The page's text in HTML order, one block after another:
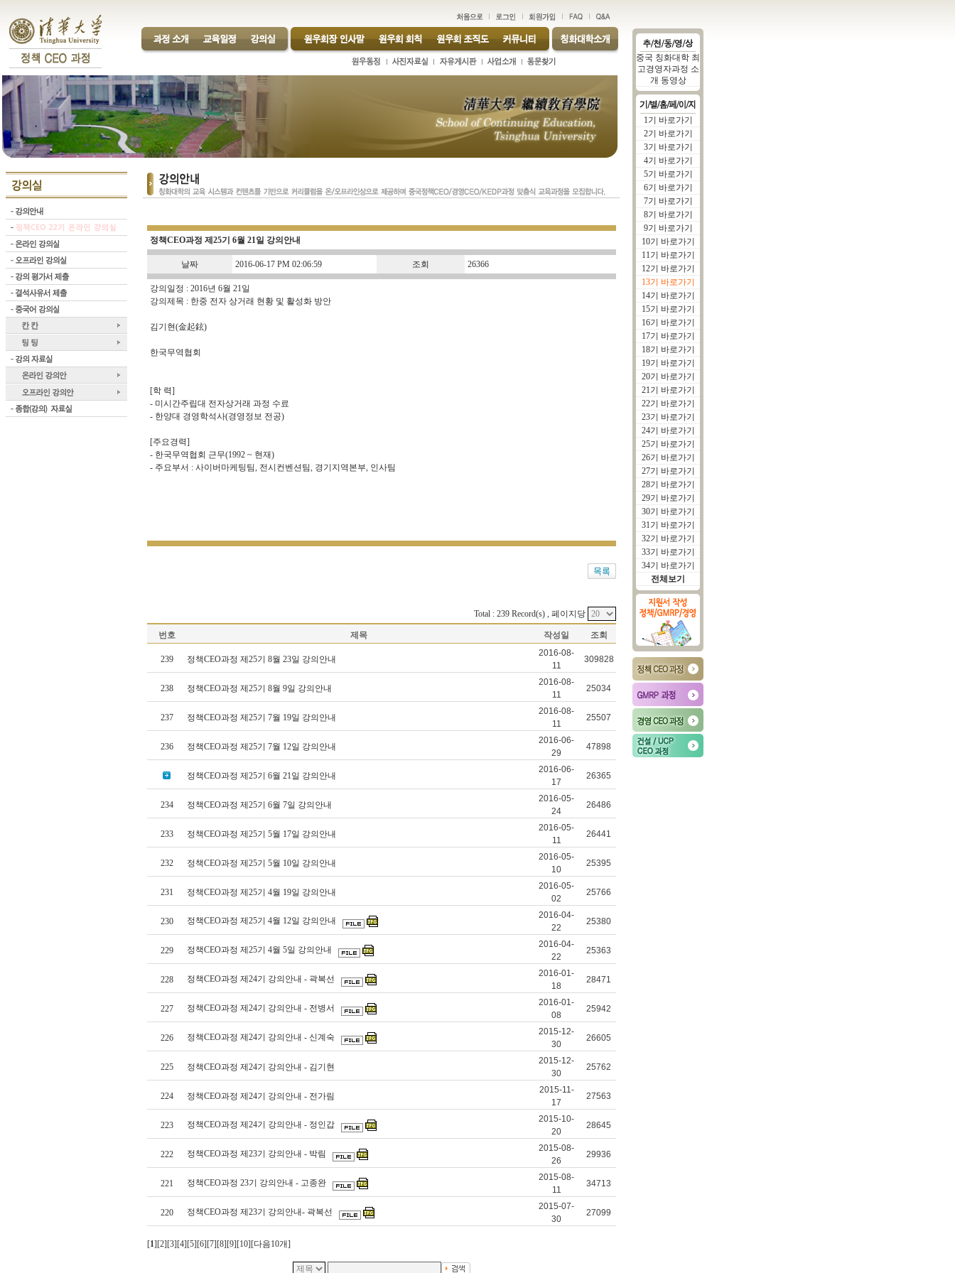
중국 칭화대학 최
고경영자과정 소
개 동영상
1기 바로가기
2기 바로가기
3기 바로가기
4기 바로가기
5기 바로가기
6기 바로가기
7기 바로가기
8기 바로가기
9기 바로가기
10기 바로가기
11기 바로가기
12기 바로가기
13기 바로가기
14기 바로가기
15기 바로가기
16기 바로가기
17기 바로가기
18기 바로가기
19기 바로가기
20기 바로가기
21기 바로가기
22기 바로가기
23기 바로가기
24기 바로가기
25기 바로가기
26기 바로가기
27기 바로가기
28기 바로가기
29기 바로가기
30기 바로가기
31기 바로가기
32기 바로가기
33기 바로가기
34기 바로가기
전체보기
정책CEO과정 제25기 6월 21일 강의안내
날짜 2016-06-17 PM 02:06:59 조회 26366
강의일정 : 2016년 6월 21일
강의제목 : 한중 전자 상거래 현황 및 활성화 방안
김기현(金起鉉)
한국무역협회
[학 력]
- 미시간주립대 전자상거래 과정 수료
- 한양대 경영학석사(경영정보 전공)
[주요경력]
- 한국무역협회 근무(1992 ~ 현재)
- 주요부서 : 사이버마케팅팀, 전시컨벤션팀, 경기지역본부, 인사팀
Total : 239 Record(s) , 페이지당
번호 제목 작성일 조회
239 정책CEO과정 제25기 8월 23일 강의안내
2016-08-
11
309828
238 정책CEO과정 제25기 8월 9일 강의안내
2016-08-
11
25034
237 정책CEO과정 제25기 7월 19일 강의안내
2016-08-
11
25507
236 정책CEO과정 제25기 7월 12일 강의안내
2016-06-
29
47898
정책CEO과정 제25기 6월 21일 강의안내
2016-06-
17
26365
234 정책CEO과정 제25기 6월 7일 강의안내
2016-05-
24
26486
233 정책CEO과정 제25기 5월 17일 강의안내
2016-05-
11
26441
232 정책CEO과정 제25기 5월 10일 강의안내
2016-05-
10
25395
231 정책CEO과정 제25기 4월 19일 강의안내
2016-05-
02
25766
230 정책CEO과정 제25기 4월 12일 강의안내
2016-04-
22
25380
229 정책CEO과정 제25기 4월 5일 강의안내
2016-04-
22
25363
228 정책CEO과정 제24기 강의안내 - 곽복선
2016-01-
18
28471
227 정책CEO과정 제24기 강의안내 - 전병서
2016-01-
08
25942
226 정책CEO과정 제24기 강의안내 - 신계숙
2015-12-
30
26605
225 정책CEO과정 제24기 강의안내 - 김기현
2015-12-
30
25762
224 정책CEO과정 제24기 강의안내 - 전가림
2015-11-
17
27563
223 정책CEO과정 제24기 강의안내 - 정인갑
2015-10-
20
28645
222 정책CEO과정 제23기 강의안내 - 박림
2015-08-
26
29936
221 정책CEO과정 23기 강의안내 - 고종완
2015-08-
11
34713
220 정책CEO과정 제23기 강의안내- 곽복선
2015-07-
30
27099
[1][2][3][4][5][6][7][8][9][10][다음10개]